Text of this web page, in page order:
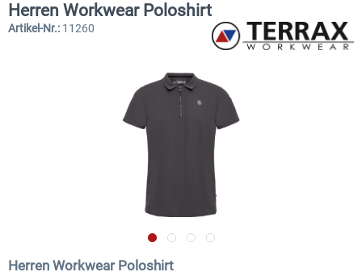
Herren Workwear Poloshirt
Artikel-Nr.: 11260
Herren Workwear Poloshirt